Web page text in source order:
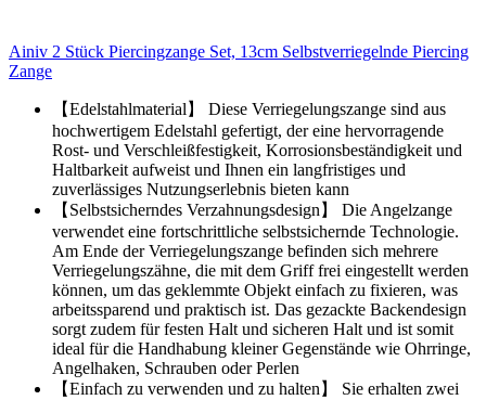
Ainiv 2 Stück Piercingzange Set, 13cm Selbstverriegelnde Piercing
Zange
【Edelstahlmaterial】 Diese Verriegelungszange sind aus
hochwertigem Edelstahl gefertigt, der eine hervorragende
Rost- und Verschleißfestigkeit, Korrosionsbeständigkeit und
Haltbarkeit aufweist und Ihnen ein langfristiges und
zuverlässiges Nutzungserlebnis bieten kann
【Selbstsicherndes Verzahnungsdesign】 Die Angelzange
verwendet eine fortschrittliche selbstsichernde Technologie.
Am Ende der Verriegelungszange befinden sich mehrere
Verriegelungszähne, die mit dem Griff frei eingestellt werden
können, um das geklemmte Objekt einfach zu fixieren, was
arbeitssparend und praktisch ist. Das gezackte Backendesign
sorgt zudem für festen Halt und sicheren Halt und ist somit
ideal für die Handhabung kleiner Gegenstände wie Ohrringe,
Angelhaken, Schrauben oder Perlen
【Einfach zu verwenden und zu halten】 Sie erhalten zwei